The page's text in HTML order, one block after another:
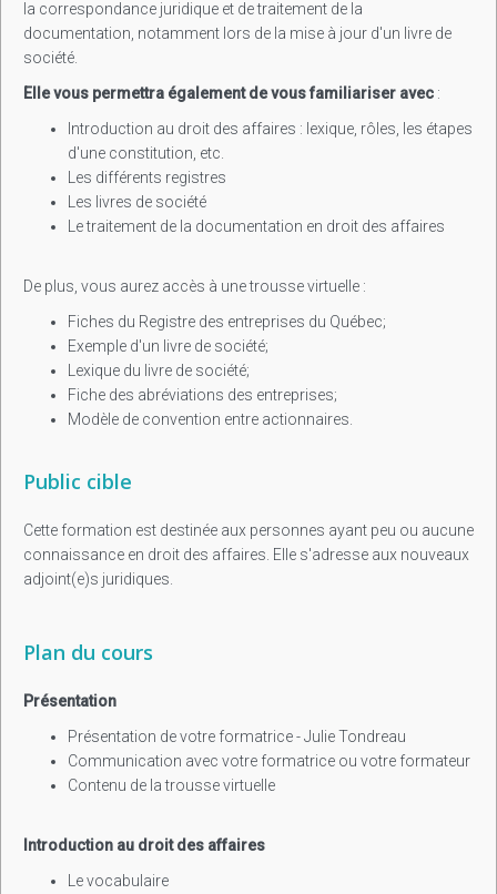
la correspondance juridique et de traitement de la
documentation, notamment lors de la mise à jour d'un livre de
société.
Elle vous permettra également de vous familiariser avec :
Introduction au droit des affaires : lexique, rôles, les étapes
d'une constitution, etc.
Les différents registres
Les livres de société
Le traitement de la documentation en droit des affaires
De plus, vous aurez accès à une trousse virtuelle :
Fiches du Registre des entreprises du Québec;
Exemple d'un livre de société;
Lexique du livre de société;
Fiche des abréviations des entreprises;
Modèle de convention entre actionnaires.
Public cible
Cette formation est destinée aux personnes ayant peu ou aucune
connaissance en droit des affaires. Elle s'adresse aux nouveaux
adjoint(e)s juridiques.
Plan du cours
Présentation
Présentation de votre formatrice - Julie Tondreau
Communication avec votre formatrice ou votre formateur
Contenu de la trousse virtuelle
Introduction au droit des affaires
Le vocabulaire